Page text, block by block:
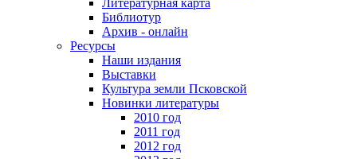
Библиотур
Архив - онлайн
Ресурсы
Наши издания
Выставки
Культура земли Псковской
Новинки литературы
2010 год
2011 год
2012 год